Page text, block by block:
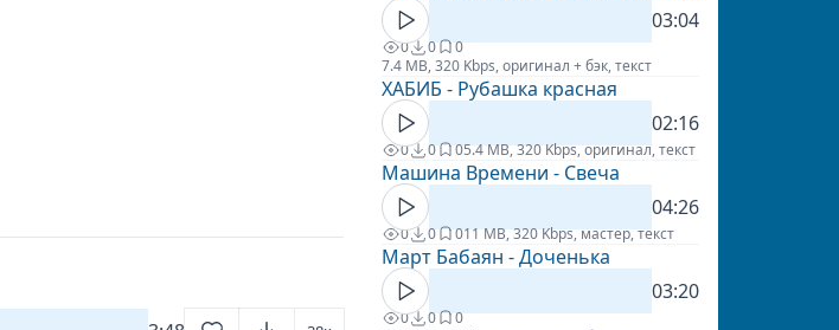
03:04
0 0
0
7.4 MB, 320 Kbps, оригинал + бэк, текст
ХАБИБ - Рубашка красная
02:16
0 0 05.4 MB, 320 Kbps, оригинал, текст
Машина Времени - Свеча
04:26
0 0 011 MB, 320 Kbps, мастер, текст
Март Бабаян - Доченька
03:20
0 0
0